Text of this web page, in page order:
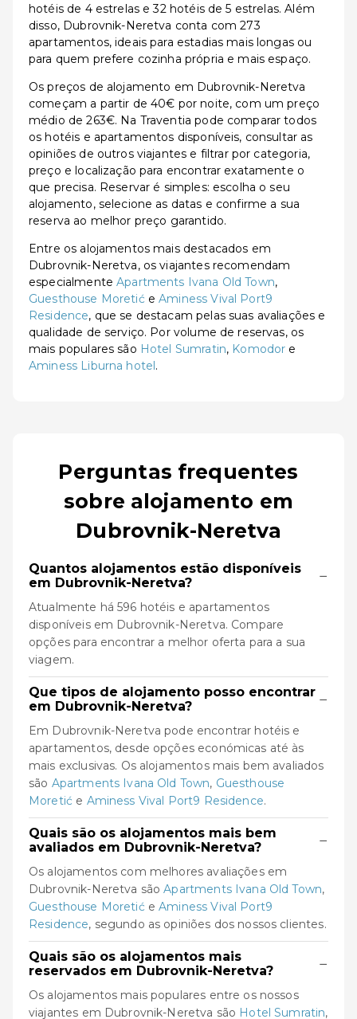
hotéis de 4 estrelas e 32 hotéis de 5 estrelas. Além
disso, Dubrovnik-Neretva conta com 273
apartamentos, ideais para estadias mais longas ou
para quem prefere cozinha própria e mais espaço.
Os preços de alojamento em Dubrovnik-Neretva
começam a partir de 40€ por noite, com um preço
médio de 263€. Na Traventia pode comparar todos
os hotéis e apartamentos disponíveis, consultar as
opiniões de outros viajantes e filtrar por categoria,
preço e localização para encontrar exatamente o
que precisa. Reservar é simples: escolha o seu
alojamento, selecione as datas e confirme a sua
reserva ao melhor preço garantido.
Entre os alojamentos mais destacados em
Dubrovnik-Neretva, os viajantes recomendam
especialmenteApartments Ivana Old Town,
Guesthouse Moretić eAminess Vival Port9
Residence, que se destacam pelas suas avaliações e
qualidade de serviço. Por volume de reservas, os
mais populares são Hotel Sumratin, Komodor e
Aminess Liburna hotel.
Perguntas frequentes
sobre alojamento em
Dubrovnik-Neretva
Quantos alojamentos estão disponíveis
em Dubrovnik-Neretva?
−
Atualmente há 596 hotéis e apartamentos
disponíveis em Dubrovnik-Neretva. Compare
opções para encontrar a melhor oferta para a sua
viagem.
Que tipos de alojamento posso encontrar
em Dubrovnik-Neretva?
−
Em Dubrovnik-Neretva pode encontrar hotéis e
apartamentos, desde opções económicas até às
mais exclusivas. Os alojamentos mais bem avaliados
são Apartments Ivana Old Town, Guesthouse
Moretić e Aminess Vival Port9 Residence.
Quais são os alojamentos mais bem
avaliados em Dubrovnik-Neretva?
−
Os alojamentos com melhores avaliações em
Dubrovnik-Neretva sãoApartments Ivana Old Town,
Guesthouse Moretić eAminess Vival Port9
Residence, segundo as opiniões dos nossos clientes.
Quais são os alojamentos mais
reservados em Dubrovnik-Neretva?
−
Os alojamentos mais populares entre os nossos
viajantes em Dubrovnik-Neretva são Hotel Sumratin,